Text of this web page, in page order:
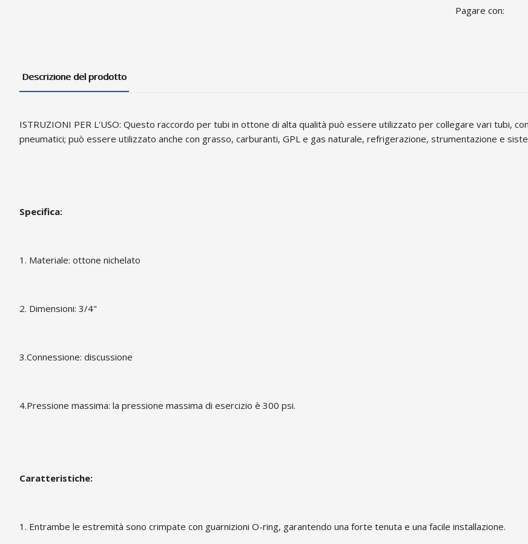
Pagare con:
Descrizione del prodotto
ISTRUZIONI PER L'USO: Questo raccordo per tubi in ottone di alta qualità può essere utilizzato per collegare vari tubi,
pneumatici; può essere utilizzato anche con grasso, carburanti, GPL e gas naturale, refrigerazione, strumentazione e
Specifica:
1. Materiale: ottone nichelato
2. Dimensioni: 3/4"
3.Connessione: discussione
4.Pressione massima: la pressione massima di esercizio è 300 psi.
Caratteristiche:
1. Entrambe le estremità sono crimpate con guarnizioni O-ring, garantendo una forte tenuta e una facile installazione.